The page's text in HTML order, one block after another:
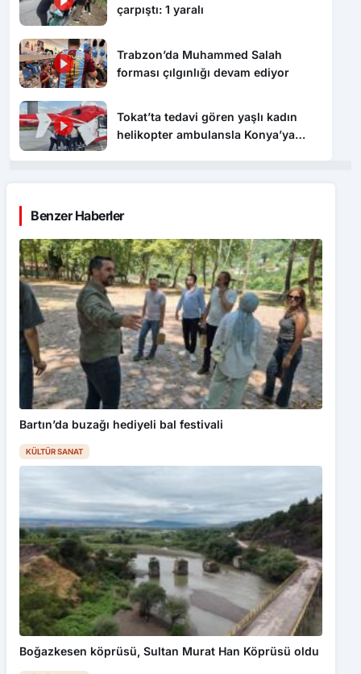
çarpıştı: 1 yaralı
Trabzon’da Muhammed Salah
forması çılgınlığı devam ediyor
Tokat’ta tedavi gören yaşlı kadın
helikopter ambulansla Konya’ya
Benzer Haberler
Bartın’da buzağı hediyeli bal festivali
KÜLTÜR SANAT
Boğazkesen köprüsü, Sultan Murat Han Köprüsü oldu